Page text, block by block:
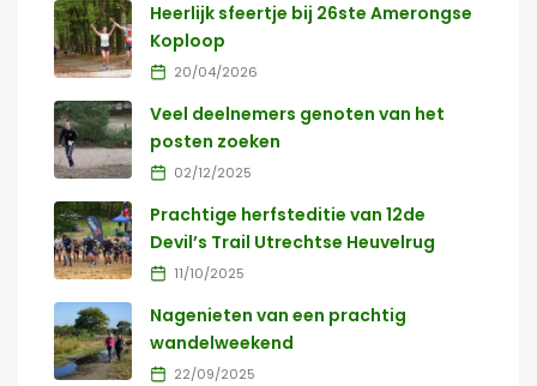
Heerlijk sfeertje bij 26ste Amerongse
Koploop
20/04/2026
Veel deelnemers genoten van het
posten zoeken
02/12/2025
Prachtige herfsteditie van 12de
Devil’s Trail Utrechtse Heuvelrug
11/10/2025
Nagenieten van een prachtig
wandelweekend
22/09/2025